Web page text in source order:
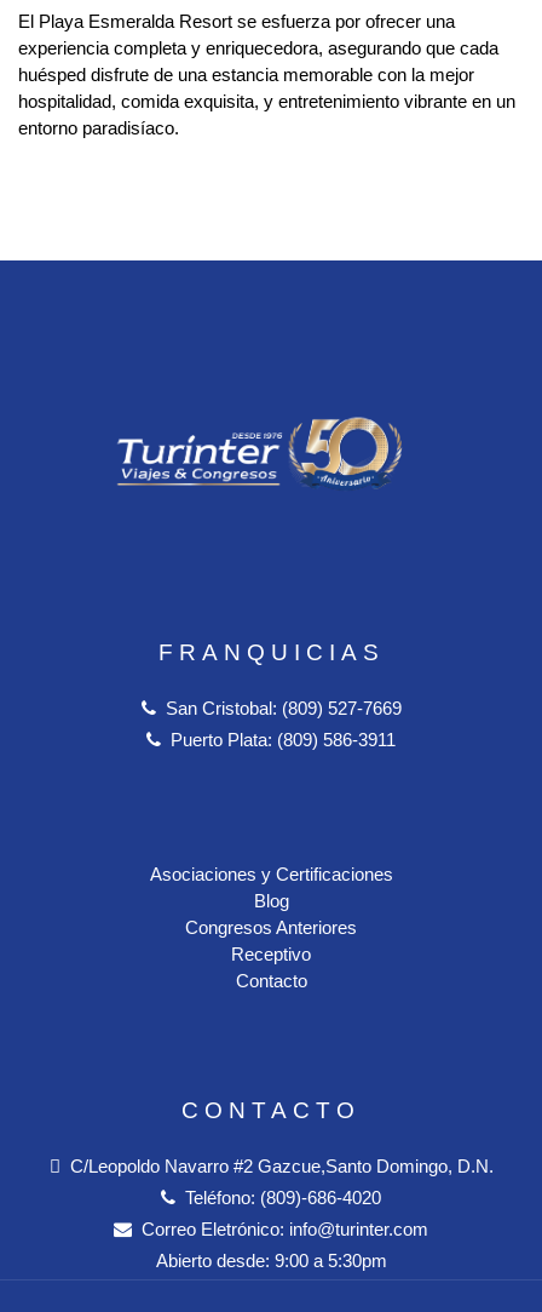
El Playa Esmeralda Resort se esfuerza por ofrecer una
experiencia completa y enriquecedora, asegurando que cada
huésped disfrute de una estancia memorable con la mejor
hospitalidad, comida exquisita, y entretenimiento vibrante en un
entorno paradisíaco.
FRANQUICIAS
San Cristobal: (809) 527-7669
Puerto Plata: (809) 586-3911
Asociaciones y Certificaciones
Blog
Congresos Anteriores
Receptivo
Contacto
CONTACTO
C/Leopoldo Navarro #2 Gazcue,Santo Domingo, D.N.
Teléfono: (809)-686-4020
Correo Eletrónico: info@turinter.com
Abierto desde: 9:00 a 5:30pm